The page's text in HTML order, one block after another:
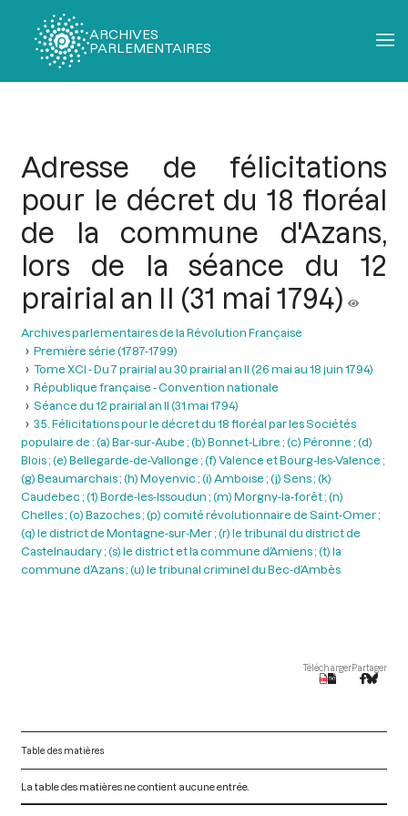
ARCHIVES
PARLEMENTAIRES
Adresse de félicitations
pour le décret du 18 floréal
de la commune d'Azans,
lors de la séance du 12
prairial an II (31 mai 1794)
Archives parlementaires de la Révolution Française
Première série (1787-1799)
Tome XCI - Du 7 prairial au 30 prairial an II (26 mai au 18 juin 1794)
République française - Convention nationale
Séance du 12 prairial an II (31 mai 1794)
35. Félicitations pour le décret du 18 floréal par les Sociétés
populaire de : (a) Bar-sur-Aube ; (b) Bonnet-Libre ; (c) Péronne ; (d)
Blois ; (e) Bellegarde-de-Vallonge ; (f) Valence et Bourg-les-Valence ;
(g) Beaumarchais ; (h) Moyenvic ; (i) Amboise ; (j) Sens ; (k)
Caudebec ; (1) Borde-les-Issoudun ; (m) Morgny-la-forêt ; (n)
Chelles ; (o) Bazoches ; (p) comité révolutionnaire de Saint-Omer ;
(q) le district de Montagne-sur-Mer ; (r) le tribunal du district de
Castelnaudary ; (s) le district et la commune d’Amiens ; (t) la
commune d’Azans ; (u) le tribunal criminel du Bec-d’Ambès
TéléchargerPartager
Table des matières
La table des matières ne contient aucune entrée.